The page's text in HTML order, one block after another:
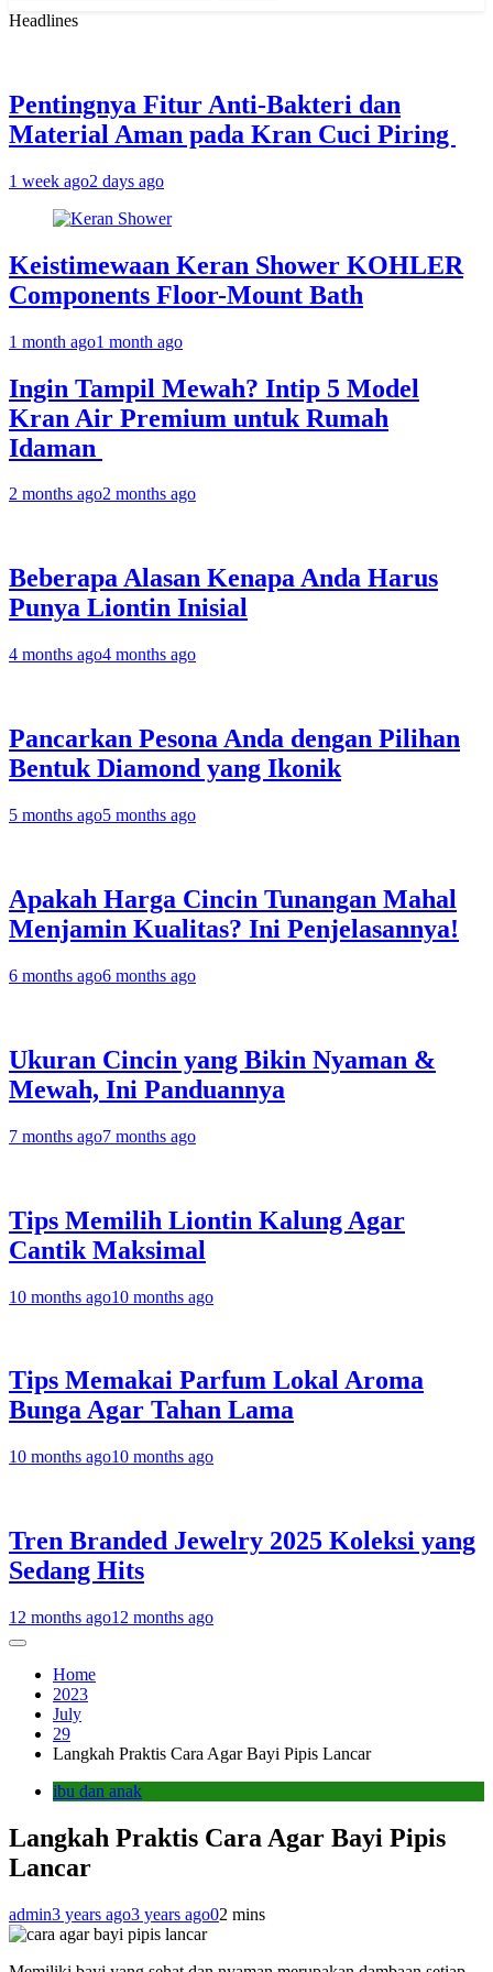
for:
Headlines
Pentingnya Fitur Anti-Bakteri dan
Material Aman pada Kran Cuci Piring
1 week ago2 days ago
Keistimewaan Keran Shower KOHLER
Components Floor-Mount Bath
1 month ago1 month ago
Ingin Tampil Mewah? Intip 5 Model
Kran Air Premium untuk Rumah
Idaman
2 months ago2 months ago
Beberapa Alasan Kenapa Anda Harus
Punya Liontin Inisial
4 months ago4 months ago
Pancarkan Pesona Anda dengan Pilihan
Bentuk Diamond yang Ikonik
5 months ago5 months ago
Apakah Harga Cincin Tunangan Mahal
Menjamin Kualitas? Ini Penjelasannya!
6 months ago6 months ago
Ukuran Cincin yang Bikin Nyaman &
Mewah, Ini Panduannya
7 months ago7 months ago
Tips Memilih Liontin Kalung Agar
Cantik Maksimal
10 months ago10 months ago
Tips Memakai Parfum Lokal Aroma
Bunga Agar Tahan Lama
10 months ago10 months ago
Tren Branded Jewelry 2025 Koleksi yang
Sedang Hits
12 months ago12 months ago
Home
2023
July
29
Langkah Praktis Cara Agar Bayi Pipis Lancar
ibu dan anak
Langkah Praktis Cara Agar Bayi Pipis
Lancar
admin3 years ago3 years ago02 mins